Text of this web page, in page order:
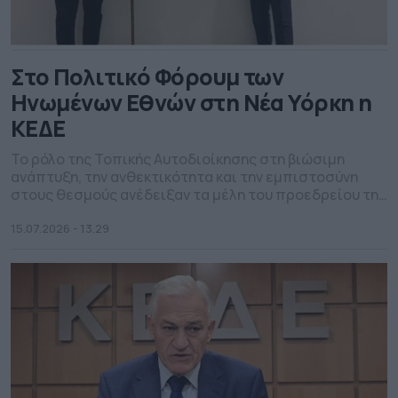
Στο Πολιτικό Φόρουμ των
Ηνωμένων Εθνών στη Νέα Υόρκη η
ΚΕΔΕ
Επιπέδου των Ηνωμένων Εθνών στη Νέα Υόρκη. Τόσο ο
Αγρινίου, Γιώργος Παπαναστασίου, όσο και ο γγ της
ΚΕΔΕ, Δημήτρης Καφαντάρης, […]
15.07.2026 - 13.29